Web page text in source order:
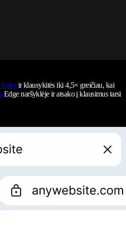
ir klausykitės iki 4,5× greičiau, kai
Edge naršyklėje ir atsako į klausimus tarsi